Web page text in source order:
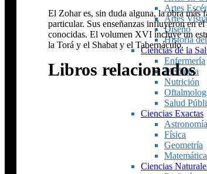
Artes
Artes
Diseño
Historia
Ciencias de la
Enfermería
Medicina
Nutrición
Salud
Ciencias Exactas
Astronomía
Física
Geometría
Matemática
Ciencias
El Zohar es, sin duda alguna, la obra más
particular. Sus enseñanzas influyeron en
conocidas. El volumen XVI incluye un
la Torá y el Shabat y el Tabernáculo.
Libros relacionados